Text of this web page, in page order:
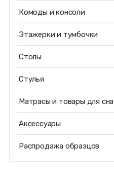
Комоды и консоли
Этажерки и тумбочки
Столы
Стулья
Матрасы и товары для сна
Аксессуары
Распродажа образцов